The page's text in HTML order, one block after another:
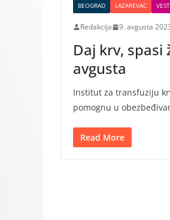
BEOGRAD LAZAREVAC
Redakcija 9. avgusta
Daj krv, spasi
avgusta
Institut za transfuziju
pomognu u
Read More